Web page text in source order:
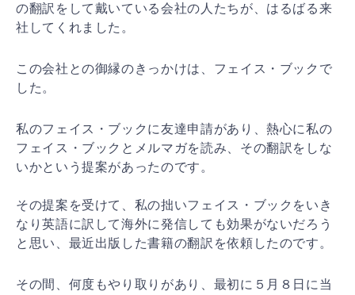
の翻訳をして戴いている会社の人たちが、はるばる来
社してくれました。
この会社との御縁のきっかけは、フェイス・ブックで
した。
私のフェイス・ブックに友達申請があり、熱心に私の
フェイス・ブックとメルマガを読み、その翻訳をしな
いかという提案があったのです。
その提案を受けて、私の拙いフェイス・ブックをいき
なり英語に訳して海外に発信しても効果がないだろう
と思い、最近出版した書籍の翻訳を依頼したのです。
その間、何度もやり取りがあり、最初に５月８日に当